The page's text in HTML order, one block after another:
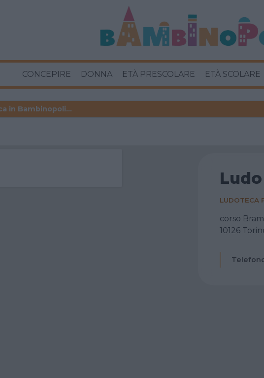
CONCEPIRE DONNA ETÀ PRESCOLARE ETÀ SCOLARE
LUDOTECA
corso
10126